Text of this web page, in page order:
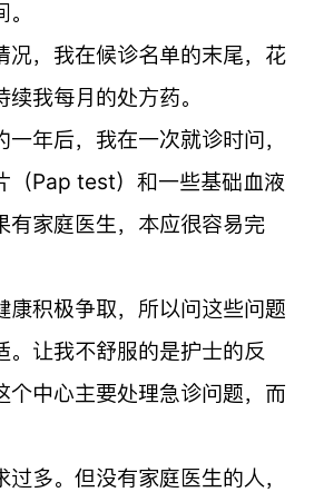
况，我在候诊名单的末尾，花
我每月的处方药。
年后，我在一次就诊时问，
（Pap test）和一些基础血液
家庭医生，本应很容易完
康积极争取，所以问这些问题
。让我不舒服的是护士的反
个中心主要处理急诊问题，而
多。但没有家庭医生的人，